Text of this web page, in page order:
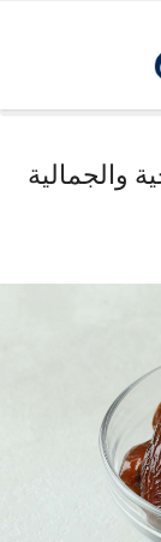
للتمر!
والجمالية